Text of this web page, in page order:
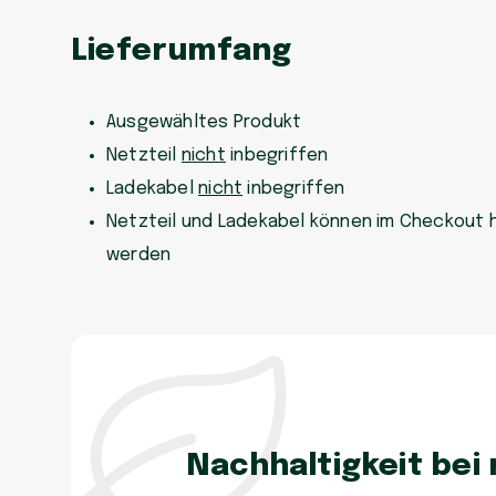
Lieferumfang
Ausgewähltes Produkt
Netzteil nicht inbegriffen
Ladekabelnicht inbegriffen
Netzteil und Ladekabel können im Checkout
werden
Nachhaltigkeit bei